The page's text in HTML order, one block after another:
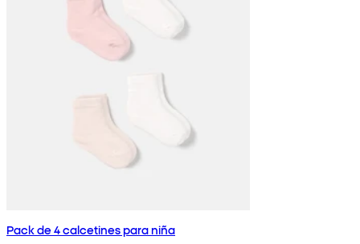
Pack de 4 calcetines para niña